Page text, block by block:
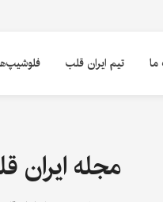
تیم ایران قلب
مجله ایران